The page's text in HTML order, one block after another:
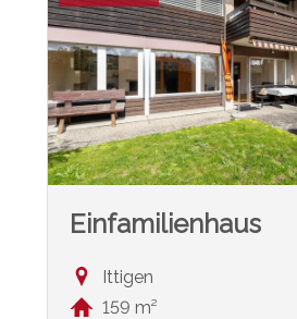
Einfamilienhaus
Ittigen
159 m²